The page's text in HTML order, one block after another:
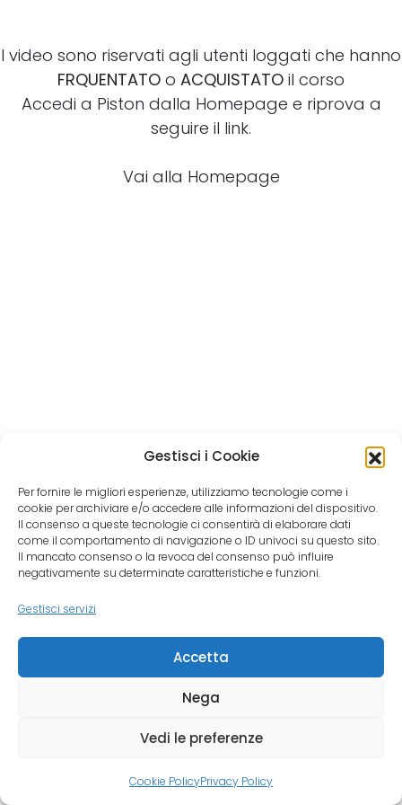
Gestisci i Cookie
Per fornire le migliori esperienze, utilizziamo tecnologie come i
cookie per archiviare e/o accedere alle informazioni del dispositivo.
Il consenso a queste tecnologie ci consentirà di elaborare dati
come il comportamento di navigazione o ID univoci su questo sito.
Il mancato consenso o la revoca del consenso può influire
negativamente su determinate caratteristiche e funzioni.
Gestisci servizi
Accetta
Nega
Vedi le preferenze
Cookie PolicyPrivacy Policy
I video sono riservati agli utenti loggati che hanno
FRQUENTATO o ACQUISTATO il corso
Accedi a Piston dalla Homepage e riprova a
seguire il link.
Vai alla Homepage